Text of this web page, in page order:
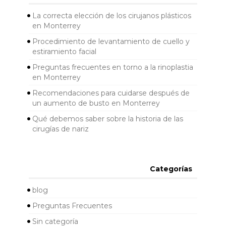
La correcta elección de los cirujanos plásticos
en Monterrey
Procedimiento de levantamiento de cuello y
estiramiento facial
Preguntas frecuentes en torno a la rinoplastia
en Monterrey
Recomendaciones para cuidarse después de
un aumento de busto en Monterrey
Qué debemos saber sobre la historia de las
cirugías de nariz
Categorías
blog
Preguntas Frecuentes
Sin categoría